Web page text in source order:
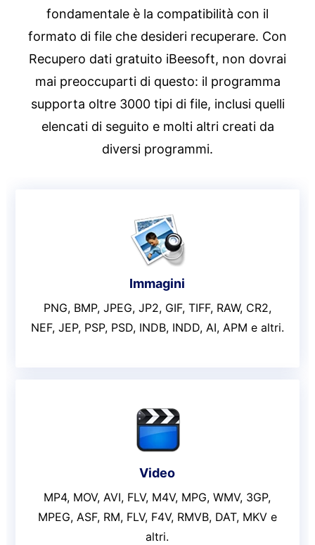
fondamentale è la compatibilità con il
formato di file che desideri recuperare. Con
Recupero dati gratuito iBeesoft, non dovrai
mai preoccuparti di questo: il programma
supporta oltre 3000 tipi di file, inclusi quelli
elencati di seguito e molti altri creati da
diversi programmi.
Immagini
PNG, BMP, JPEG, JP2, GIF, TIFF, RAW, CR2,
NEF, JEP, PSP, PSD, INDB, INDD, AI, APM e altri.
Video
MP4, MOV, AVI, FLV, M4V, MPG, WMV, 3GP,
MPEG, ASF, RM, FLV, F4V, RMVB, DAT, MKV e
altri.